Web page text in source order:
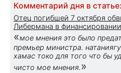
Комментарий дня в статье:
Отец погибшей 7 октября
Либермана в
«мое мнения это было
премьер министра.
хамас токо для того что бы
чисто мое мнения. »